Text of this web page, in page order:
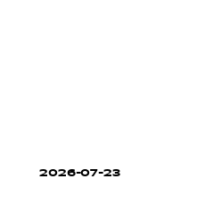
2026-07-23